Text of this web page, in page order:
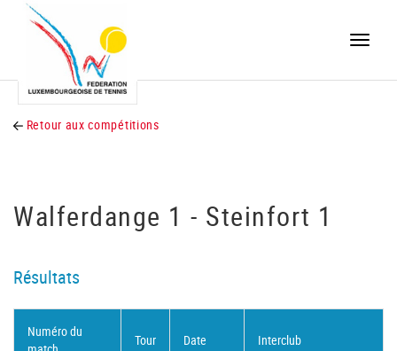
Toggle
Retour aux compétitions
Walferdange 1 - Steinfort 1
Résultats
Numéro du
Tour Date Interclub